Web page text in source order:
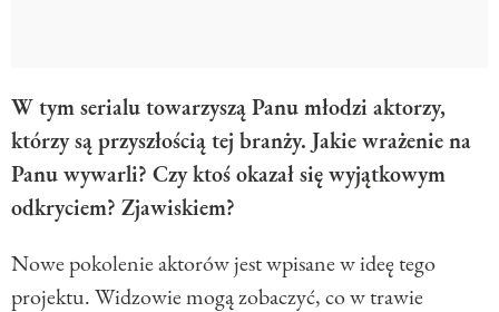
W tym serialu towarzyszą Panu młodzi aktorzy,
którzy są przyszłością tej branży. Jakie wrażenie na
Panu wywarli? Czy ktoś okazał się wyjątkowym
odkryciem? Zjawiskiem?
Nowe pokolenie aktorów jest wpisane w ideę tego
projektu. Widzowie mogą zobaczyć, co w trawie